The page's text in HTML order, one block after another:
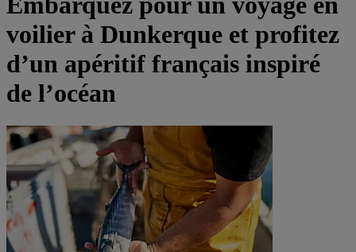
voilier à Dunkerque et profitez
d’un apéritif français inspiré
de l’océan